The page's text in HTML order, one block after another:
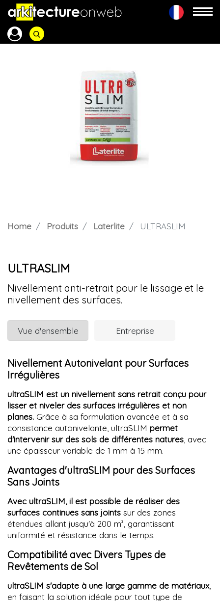
Home Produits Laterlite ULTRASLIM
ULTRASLIM
Nivellement anti-retrait pour le lissage et le
nivellement des surfaces.
Vue d'ensemble Entreprise
Nivellement Autonivelant pour Surfaces
Irrégulières
ultraSLIM est un nivellement sans retrait conçu pour
lisser et niveler des surfaces irrégulières et non
planes. Grâce à sa formulation avancée et à sa
consistance autonivelante, ultraSLIM permet
d'intervenir sur des sols de différentes natures , avec
une épaisseur variable de 1 mm à 15 mm.
Avantages d'ultraSLIM pour des Surfaces
Sans Joints
Avec ultraSLIM, il est possible de réaliser des
surfaces continues sans joints sur des zones
étendues allant jusqu'à 200 m², garantissant
uniformité et résistance dans le temps.
Compatibilité avec Divers Types de
Revêtements de Sol
ultraSLIM s'adapte à une large gamme de matériaux,
en faisant la solution idéale pour tout type de